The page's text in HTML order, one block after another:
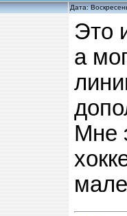
Дата:
Это
а
Мне